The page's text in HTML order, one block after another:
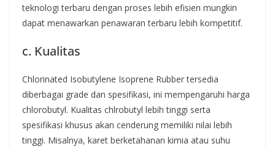
teknologi terbaru dengan proses lebih efisien mungkin
dapat menawarkan penawaran terbaru lebih kompetitif.
c. Kualitas
Chlorinated Isobutylene Isoprene Rubber tersedia
diberbagai grade dan spesifikasi, ini mempengaruhi harga
chlorobutyl. Kualitas chlrobutyl lebih tinggi serta
spesifikasi khusus akan cenderung memiliki nilai lebih
tinggi. Misalnya, karet berketahanan kimia atau suhu